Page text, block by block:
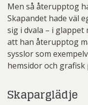
Men så återupptog
Skapandet hade väl
sig i dvala – i
att han återupptog
sysslor som
hemsidor och
Skaparglädje